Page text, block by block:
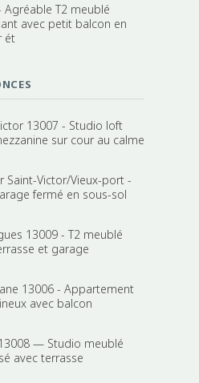
Agréable T2 meublé
avec petit balcon en
ét
13007 - Studio loft
sur cour au calme
Saint-Victor/Vieux-port -
fermé en sous-sol
13009 - T2 meublé
et garage
13006 - Appartement
avec balcon
— Studio meublé
avec terrasse